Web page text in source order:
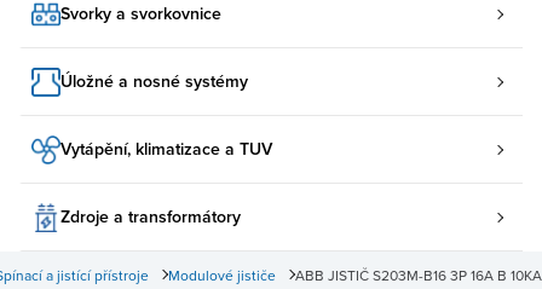
Svorky a svorkovnice
Úložné a nosné systémy
Vytápění, klimatizace a TUV
Zdroje a transformátory
ABB JISTIČ S203M-B16 3P 16A B 10KA
Modulové jističe
a jistící přístroje